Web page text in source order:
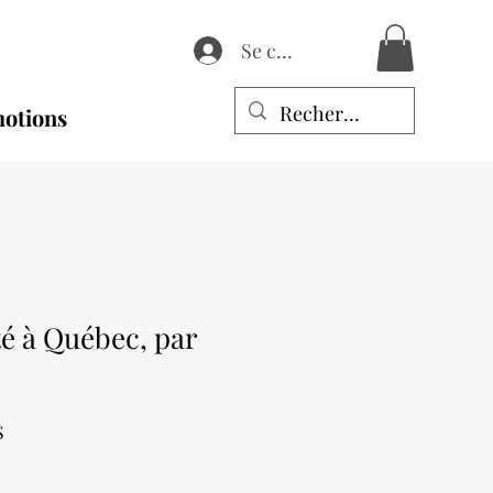
Se connecter
à Québec, par
Prix